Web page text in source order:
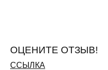
ОЦЕНИТЕ ОТЗЫВ!
ССЫЛКА